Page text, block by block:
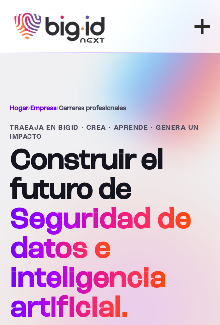
Hogar› Empresa›Carreras profesionales
TRABAJA EN BIGID • CREA • APRENDE • GENERA UN
IMPACTO
Construir el
futuro de
Seguridad de
datos e
inteligencia
artificial.